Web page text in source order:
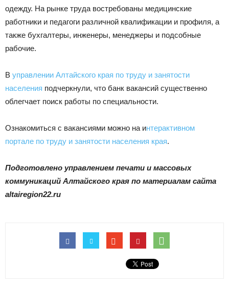
одежду. На рынке труда востребованы медицинские
работники и педагоги различной квалификации и профиля, а
также бухгалтеры, инженеры, менеджеры и подсобные
рабочие.
В управлении Алтайского края по труду и занятости
населения подчеркнули, что банк вакансий существенно
облегчает поиск работы по специальности.
Ознакомиться с вакансиями можно на интерактивном
портале по труду и занятости населения края.
Подготовлено управлением печати и массовых
коммуникаций Алтайского края по материалам сайта
altairegion22.ru